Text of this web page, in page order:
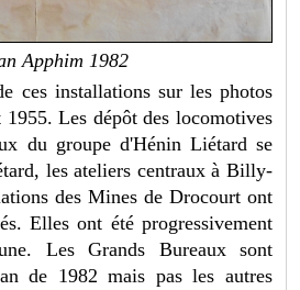
Apphim 1982
ces installations sur les photos
1955. Les dépôt des locomotives
du groupe d'Hénin Liétard se
les ateliers centraux à Billy-
des Mines de Drocourt ont
Elles ont été progressivement
Les Grands Bureaux sont
de 1982 mais pas les autres